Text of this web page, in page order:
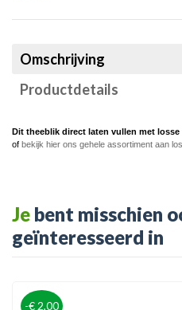
Omschrijving
Productdetails
Dit theeblik direct laten vullen met losse
of bekijk hier ons gehele assortiment aan
Je bent misschien
geïnteresseerd in
-€ 2,00